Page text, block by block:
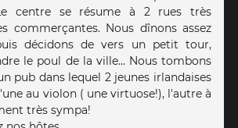
centre se résume à 2 rues très
commerçantes. Nous dînons assez
décidons de vers un petit tour,
le poul de la ville... Nous tombons
pub dans lequel 2 jeunes irlandaises
au violon ( une virtuose!), l'autre à
très sympa!